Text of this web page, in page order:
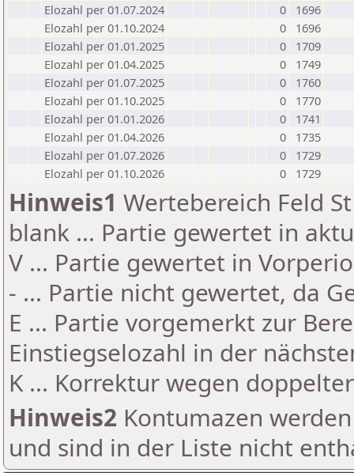
Elozahl per 01.07.2024
0
1696
Elozahl per 01.10.2024
0
1696
Elozahl per 01.01.2025
0
1709
Elozahl per 01.04.2025
0
1749
Elozahl per 01.07.2025
0
1760
Elozahl per 01.10.2025
0
1770
Elozahl per 01.01.2026
0
1741
Elozahl per 01.04.2026
0
1735
Elozahl per 01.07.2026
0
1729
Elozahl per 01.10.2026
0 1729
Hinweis1 Wertebereich Feld
blank ... Partie gewertet in
V ... Partie gewertet in
- ... Partie nicht gewertet, da
E ... Partie vorgemerkt zur
Einstiegselozahl in der
K ... Korrektur wegen
Hinweis2 Kontumazen
und sind in der Liste nicht